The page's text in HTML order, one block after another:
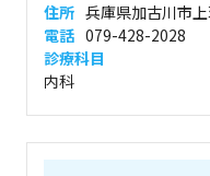
住所 兵庫県加古川市
電話 079-428-2028
診療科目
内科